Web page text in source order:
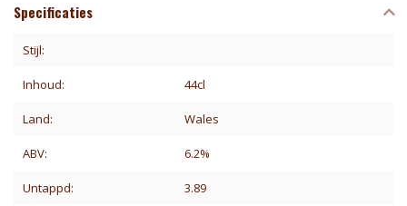
Specificaties
Stijl:
Inhoud: 44cl
Land: Wales
ABV: 6.2%
Untappd: 3.89